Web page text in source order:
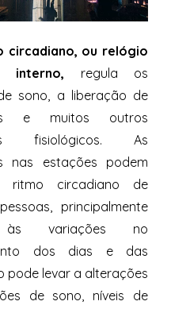
circadiano, ou relógio
interno, regula os
sono, a liberação de
e muitos outros
fisiológicos. As
nas estações podem
ritmo circadiano de
principalmente
às variações no
dos dias e das
pode levar a alterações
de sono, níveis de